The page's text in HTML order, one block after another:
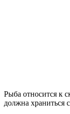
Рыба относится к
должна храниться